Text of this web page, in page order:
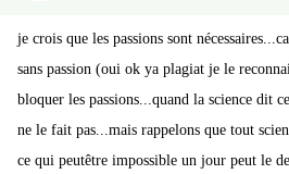
je crois que les passions sont
sans passion (oui ok ya plagiat je le
bloquer les passions...quand la science dit
ne le fait pas...mais rappelons que tout
ce qui peutêtre impossible un jour peut le